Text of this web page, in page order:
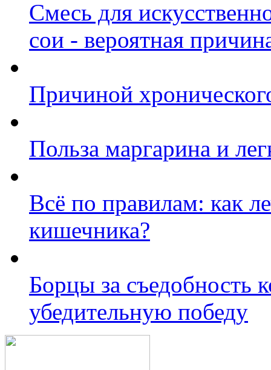
Смесь для
сои - вероятная
Причиной
Польза маргарина и
Всё по правилам: как
кишечника?
Борцы за съедобность
убедительную победу